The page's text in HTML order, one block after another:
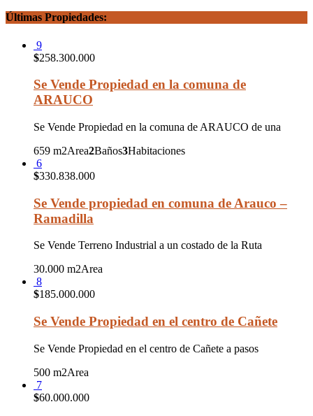
Últimas Propiedades:
9
$258.300.000
Se Vende Propiedad en la comuna de
ARAUCO
Se Vende Propiedad en la comuna de ARAUCO de una
659 m2Area2Baños3Habitaciones
6
$330.838.000
Se Vende propiedad en comuna de Arauco –
Ramadilla
Se Vende Terreno Industrial a un costado de la Ruta
30.000 m2Area
8
$185.000.000
Se Vende Propiedad en el centro de Cañete
Se Vende Propiedad en el centro de Cañete a pasos
500 m2Area
7
$60.000.000